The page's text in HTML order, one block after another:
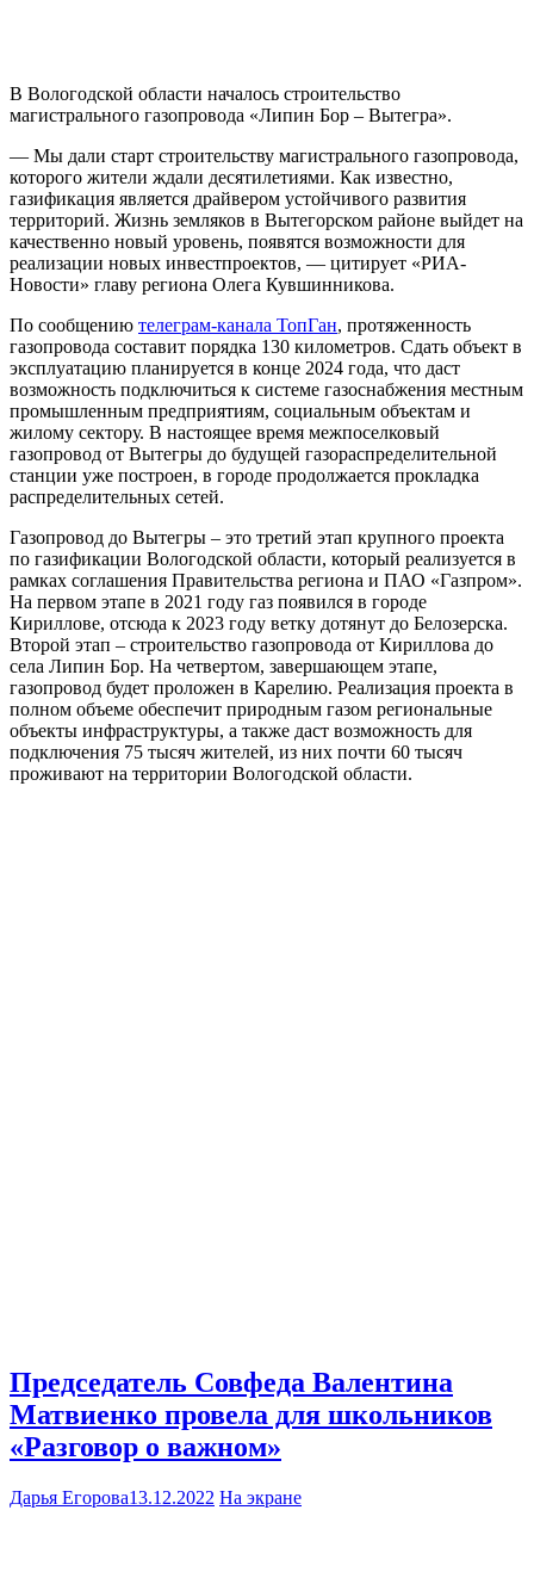
В Вологодской области началось строительство
магистрального газопровода «Липин Бор – Вытегра».
— Мы дали старт строительству магистрального газопровода,
которого жители ждали десятилетиями. Как известно,
газификация является драйвером устойчивого развития
территорий. Жизнь земляков в Вытегорском районе выйдет на
качественно новый уровень, появятся возможности для
реализации новых инвестпроектов, — цитирует «РИА-
Новости» главу региона Олега Кувшинникова.
По сообщению телеграм-канала ТопГан, протяженность
газопровода составит порядка 130 километров. Сдать объект в
эксплуатацию планируется в конце 2024 года, что даст
возможность подключиться к системе газоснабжения местным
промышленным предприятиям, социальным объектам и
жилому сектору. В настоящее время межпоселковый
газопровод от Вытегры до будущей газораспределительной
станции уже построен, в городе продолжается прокладка
распределительных сетей.
Газопровод до Вытегры – это третий этап крупного проекта
по газификации Вологодской области, который реализуется в
рамках соглашения Правительства региона и ПАО «Газпром».
На первом этапе в 2021 году газ появился в городе
Кириллове, отсюда к 2023 году ветку дотянут до Белозерска.
Второй этап – строительство газопровода от Кириллова до
села Липин Бор. На четвертом, завершающем этапе,
газопровод будет проложен в Карелию. Реализация проекта в
полном объеме обеспечит природным газом региональные
объекты инфраструктуры, а также даст возможность для
подключения 75 тысяч жителей, из них почти 60 тысяч
проживают на территории Вологодской области.
Председатель Совфеда Валентина
Матвиенко провела для школьников
«Разговор о важном»
Дарья Егорова13.12.2022 На экране